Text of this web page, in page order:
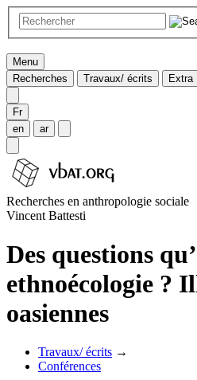
Menu
Recherches
Travaux/ écrits Extra
Fr
en
ar
Recherches en anthropologie sociale
Vincent Battesti
Des questions
ethnoécologie ?
oasiennes
Travaux/ écrits →
Conférences